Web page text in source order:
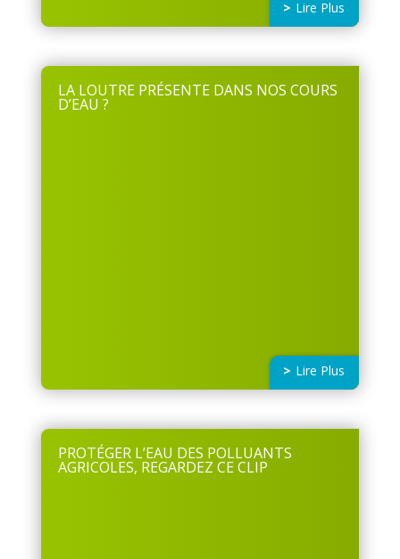
Lire Plus
LA LOUTRE PRÉSENTE DANS NOS COURS
D’EAU ?
Lire Plus
PROTÉGER L’EAU DES POLLUANTS
AGRICOLES, REGARDEZ CE CLIP